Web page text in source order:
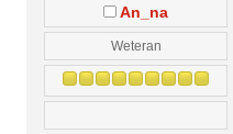
An_na
Weteran